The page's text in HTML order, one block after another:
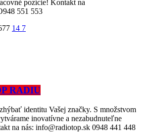
pozície! Kontakt na
551 553
14 7
RADIU
identitu Vašej značky. S množstvom
inovatívne a nezabudnuteľne
na nás: info@radiotop.sk 0948 441 448